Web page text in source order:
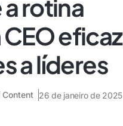
rotina
eficaz
a líderes
Content 26 de janeiro de 2025